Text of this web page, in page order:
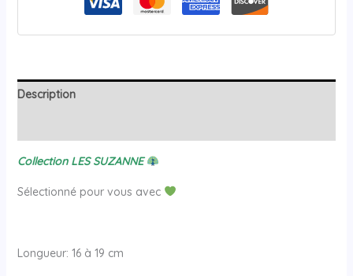
Description
Collection LES SUZANNE
Sélectionné pour vous avec
Longueur: 16 à 19 cm